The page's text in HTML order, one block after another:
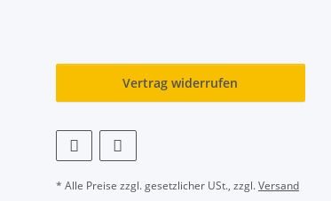
Vertrag widerrufen
* Alle Preise zzgl. gesetzlicher USt., zzgl.Versand